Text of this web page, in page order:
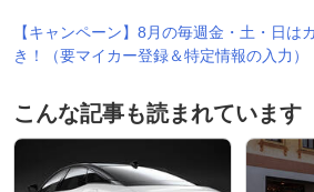
【キャンペーン】8月の毎週金・土・日は
き！（要マイカー登録＆特定情報の入力）
こんな記事も読まれています